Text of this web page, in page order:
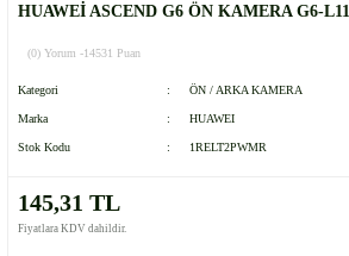
HUAWEİ ASCEND G6 ÖN KAMERA G6-L11
(0) Yorum -14531 Puan
Kategori ÖN / ARKA KAMERA
Marka HUAWEI
Stok Kodu 1RELT2PWMR
145,31 TL
Fiyatlara KDV dahildir.